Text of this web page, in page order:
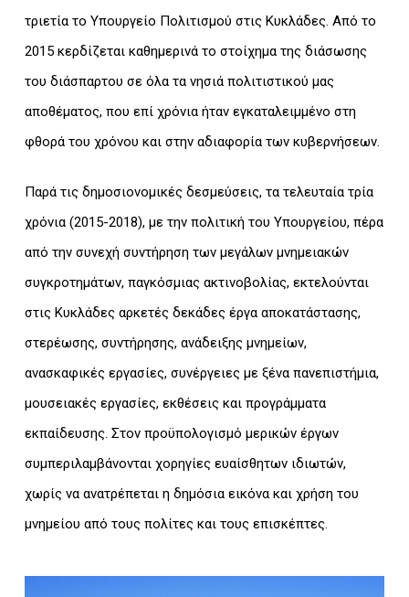
τριετία το Υπουργείο Πολιτισμού στις Κυκλάδες. Από το
2015 κερδίζεται καθημερινά το στοίχημα της διάσωσης
του διάσπαρτου σε όλα τα νησιά πολιτιστικού μας
αποθέματος, που επί χρόνια ήταν εγκαταλειμμένο στη
φθορά του χρόνου και στην αδιαφορία των κυβερνήσεων.
Παρά τις δημοσιονομικές δεσμεύσεις, τα τελευταία τρία
χρόνια (2015-2018), με την πολιτική του Υπουργείου, πέρα
από την συνεχή συντήρηση των μεγάλων μνημειακών
συγκροτημάτων, παγκόσμιας ακτινοβολίας, εκτελούνται
στις Κυκλάδες αρκετές δεκάδες έργα αποκατάστασης,
στερέωσης, συντήρησης, ανάδειξης μνημείων,
ανασκαφικές εργασίες, συνέργειες με ξένα πανεπιστήμια,
μουσειακές εργασίες, εκθέσεις και προγράμματα
εκπαίδευσης. Στον προϋπολογισμό μερικών έργων
συμπεριλαμβάνονται χορηγίες ευαίσθητων ιδιωτών,
χωρίς να ανατρέπεται η δημόσια εικόνα και χρήση του
μνημείου από τους πολίτες και τους επισκέπτες.